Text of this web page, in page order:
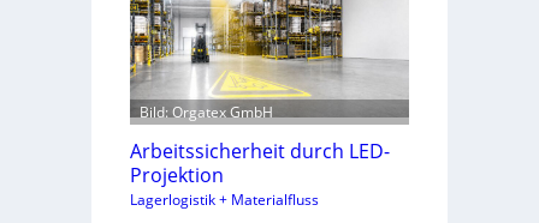
Bild: Orgatex GmbH
Arbeitssicherheit durch LED-
Projektion
Lagerlogistik + Materialfluss